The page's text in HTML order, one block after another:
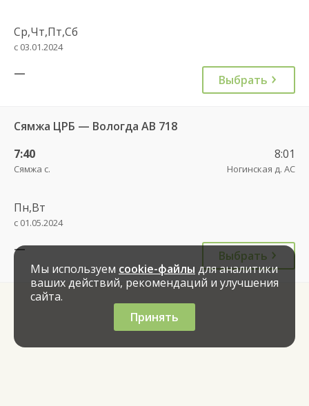
Ср,Чт,Пт,Сб
с 03.01.2024
— Выбрать
Сямжа ЦРБ — Вологда АВ 718
7:40
Сямжа с.
8:01
Ногинская д. АС
Пн,Вт
с 01.05.2024
—
Выбрать
Мы используем cookie-файлы для аналитики
ваших действий, рекомендаций и улучшения
сайта.
Принять